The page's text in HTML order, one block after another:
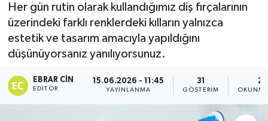
Her gün rutin olarak kullandığımız diş fırçalarının
üzerindeki farklı renklerdeki kılların yalnızca
estetik ve tasarım amacıyla yapıldığını
düşünüyorsanız yanılıyorsunuz.
EBRAR CIN
EDITÖR
15.06.2026 - 11:45
YAYINLANMA
31
GÖSTERIM
2
Dumlupınar
Dünya
Eğitim